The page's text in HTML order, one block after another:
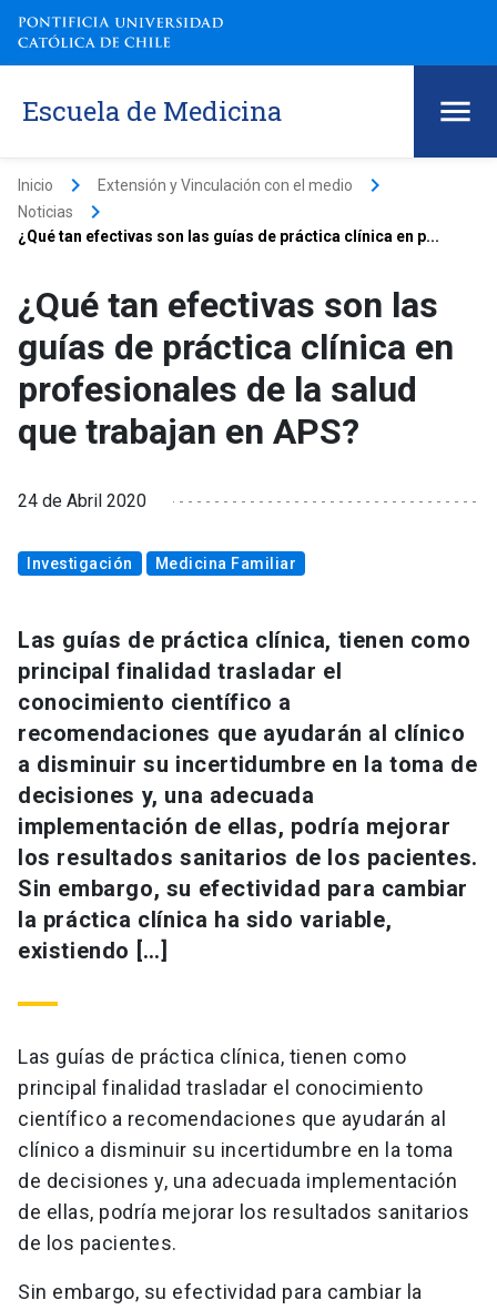
Escuela de Medicina
Inicio keyboard_arrow_right Extensión y Vinculación con el medio keyboard_arrow_right
Noticias keyboard_arrow_right
¿Qué tan efectivas son las guías de práctica clínica en p...
¿Qué tan efectivas son las
guías de práctica clínica en
profesionales de la salud
que trabajan en APS?
24 de Abril 2020
Investigación Medicina Familiar
Las guías de práctica clínica, tienen como
principal finalidad trasladar el
conocimiento científico a
recomendaciones que ayudarán al clínico
a disminuir su incertidumbre en la toma de
decisiones y, una adecuada
implementación de ellas, podría mejorar
los resultados sanitarios de los pacientes.
Sin embargo, su efectividad para cambiar
la práctica clínica ha sido variable,
existiendo […]
Las guías de práctica clínica, tienen como
principal finalidad trasladar el conocimiento
científico a recomendaciones que ayudarán al
clínico a disminuir su incertidumbre en la toma
de decisiones y, una adecuada implementación
de ellas, podría mejorar los resultados sanitarios
de los pacientes.
Sin embargo, su efectividad para cambiar la